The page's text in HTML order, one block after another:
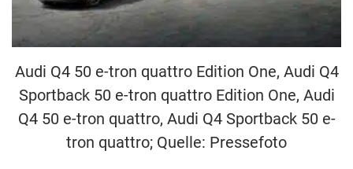
Audi Q4 50 e-tron quattro Edition One, Audi Q4
Sportback 50 e-tron quattro Edition One, Audi
Q4 50 e-tron quattro, Audi Q4 Sportback 50 e-
tron quattro; Quelle: Pressefoto